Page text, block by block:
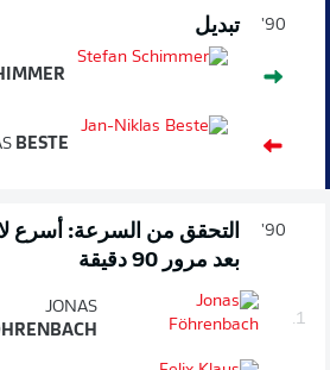
90' تبديل
BESTE
90'
التحقق من السرعة: أسرع
بعد مرور 90 دقيقة
1.
JONAS